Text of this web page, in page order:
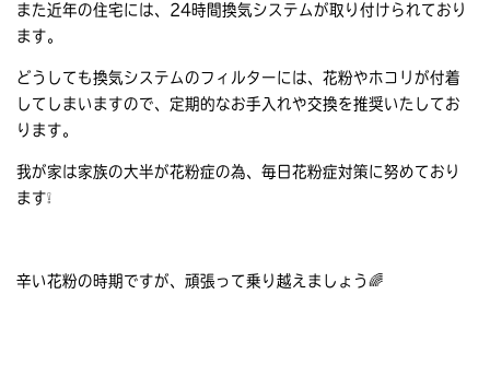
また近年の住宅には、24時間換気システムが取り付けられており
ます。
どうしても換気システムのフィルターには、花粉やホコリが付着
してしまいますので、定期的なお手入れや交換を推奨いたしてお
ります。
我が家は家族の大半が花粉症の為、毎日花粉症対策に努めており
ます❕
辛い花粉の時期ですが、頑張って乗り越えましょう🌈